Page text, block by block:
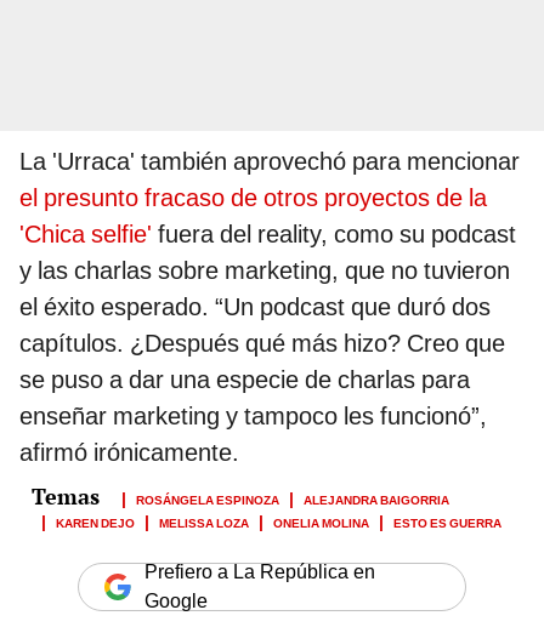
La 'Urraca' también aprovechó para mencionar
el presunto fracaso de otros proyectos de la
'Chica selfie' fuera del reality, como su podcast
y las charlas sobre marketing, que no tuvieron
el éxito esperado. “Un podcast que duró dos
capítulos. ¿Después qué más hizo? Creo que
se puso a dar una especie de charlas para
enseñar marketing y tampoco les funcionó”,
afirmó irónicamente.
ROSÁNGELA ESPINOZA
ALEJANDRA BAIGORRIA
KAREN DEJO
MELISSA LOZA ONELIA MOLINA ESTO ES GUERRA
Prefiero a La República en
Google